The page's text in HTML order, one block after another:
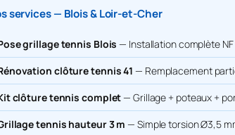
services — Blois & Loir-et-Cher
grillage tennis Blois — Installation complète NF
clôture tennis 41 — Remplacement
clôture tennis complet— Grillage + poteaux +
tennis hauteur 3 m — Simple torsion Ø3,5